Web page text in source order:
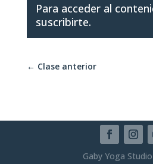
Para acceder al
suscribirte.
← Clase anterior
Gaby Yoga